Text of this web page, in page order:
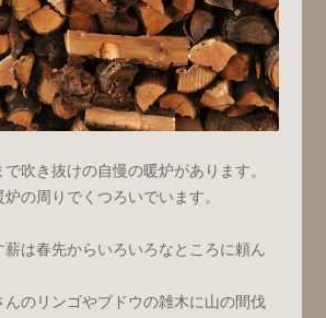
吹き抜けの自慢の暖炉があります。
の周りでくつろいでいます。
薪は春先からいろいろなところに頼ん
のリンゴやブドウの雑木に山の間伐